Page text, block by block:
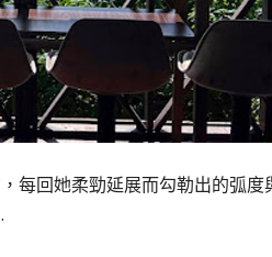
每回她柔勁延展而勾勒出的弧度